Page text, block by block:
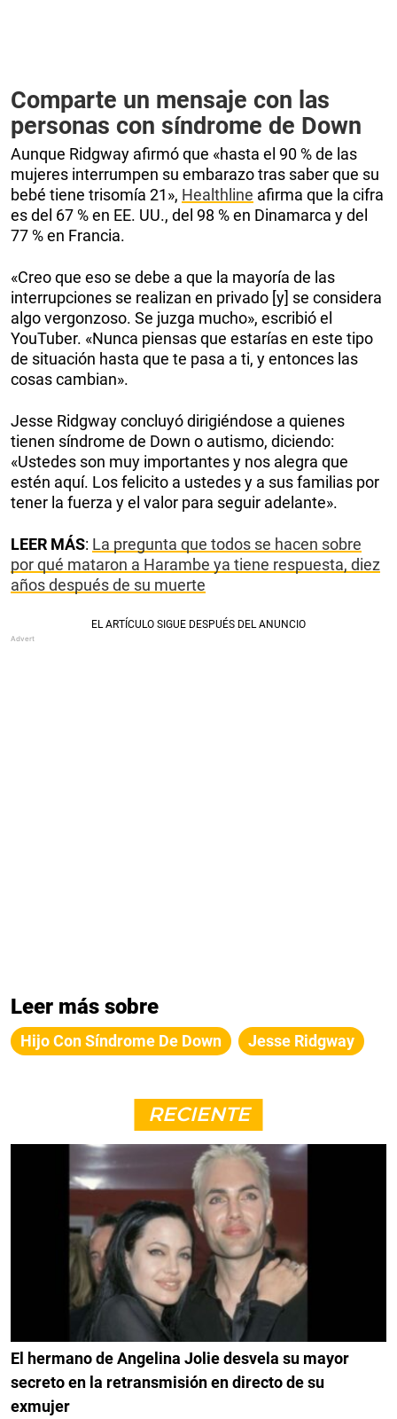
Comparte un mensaje con las
personas con síndrome de Down
Aunque Ridgway afirmó que «hasta el 90 % de las
mujeres interrumpen su embarazo tras saber que su
bebé tiene trisomía 21», Healthline afirma que la cifra
es del 67 % en EE. UU., del 98 % en Dinamarca y del
77 % en Francia.
«Creo que eso se debe a que la mayoría de las
interrupciones se realizan en privado [y] se considera
algo vergonzoso. Se juzga mucho», escribió el
YouTuber. «Nunca piensas que estarías en este tipo
de situación hasta que te pasa a ti, y entonces las
cosas cambian».
Jesse Ridgway concluyó dirigiéndose a quienes
tienen síndrome de Down o autismo, diciendo:
«Ustedes son muy importantes y nos alegra que
estén aquí. Los felicito a ustedes y a sus familias por
tener la fuerza y el valor para seguir adelante».
LEER MÁS: La pregunta que todos se hacen sobre
por qué mataron a Harambe ya tiene respuesta, diez
años después de su muerte
Leer más sobre
Hijo Con Síndrome De Down Jesse Ridgway
RECIENTE
El hermano de Angelina Jolie desvela su mayor
secreto en la retransmisión en directo de su
exmujer